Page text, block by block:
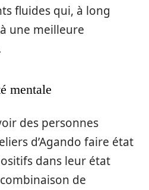
fluides qui, à long
une meilleure
mentale
des personnes
d’Agando faire état
dans leur état
de